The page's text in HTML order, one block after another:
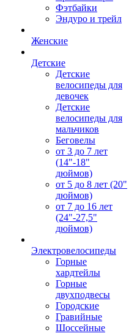
Фэтбайки
Эндуро и трейл
Женские
Детские
Детские
велосипеды для
девочек
Детские
велосипеды для
мальчиков
Беговелы
от 3 до 7 лет
(14"-18"
дюймов)
от 5 до 8 лет (20"
дюймов)
от 7 до 16 лет
(24"-27,5"
дюймов)
Электровелосипеды
Горные
хардтейлы
Горные
двухподвесы
Городские
Гравийные
Шоссейные